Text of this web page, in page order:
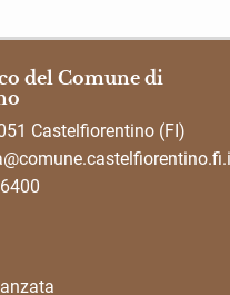
del Comune di
Castelfiorentino (FI)